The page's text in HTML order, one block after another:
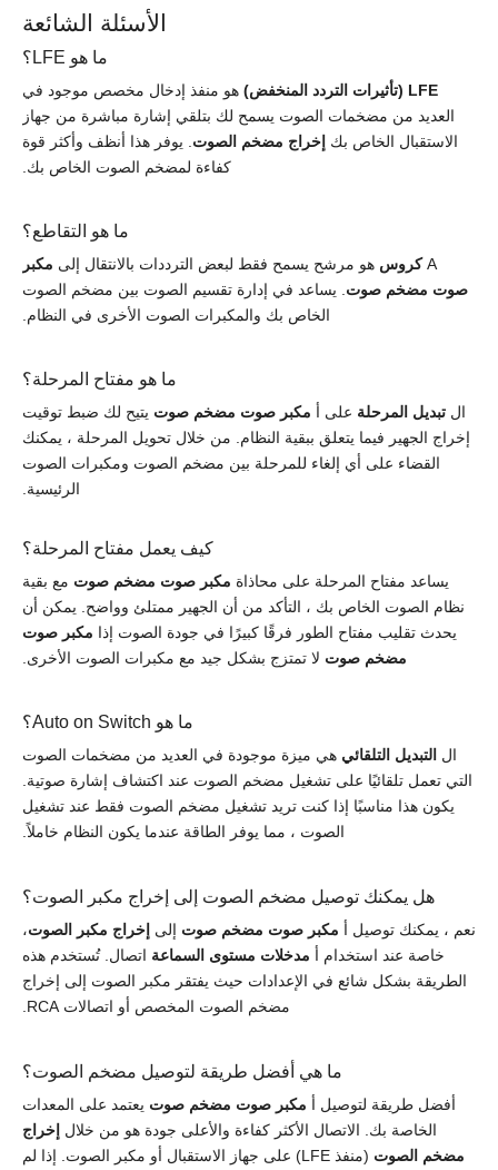
الأسئلة الشائعة
ما هو LFE؟
LFE (تأثيرات التردد المنخفض)
هو منفذ إدخال مخصص موجود في
العديد من مضخمات الصوت يسمح لك بتلقي إشارة مباشرة من جهاز
الاستقبال الخاص بك إخراج مضخم الصوت . يوفر هذا أنظف وأكثر قوة
كفاءة لمضخم الصوت الخاص بك.
ما هو التقاطع؟
A كروس هو مرشح يسمح فقط لبعض الترددات بالانتقال إلى مكبر
صوت مضخم صوت . يساعد في إدارة تقسيم الصوت بين مضخم الصوت
الخاص بك والمكبرات الصوت الأخرى في النظام.
ما هو مفتاح المرحلة؟
ال تبديل المرحلة على أ مكبر صوت مضخم صوت يتيح لك ضبط توقيت
إخراج الجهير فيما يتعلق ببقية النظام. من خلال تحويل المرحلة ، يمكنك
القضاء على أي إلغاء للمرحلة بين مضخم الصوت ومكبرات الصوت
الرئيسية.
كيف يعمل مفتاح المرحلة؟
يساعد مفتاح المرحلة على محاذاة مكبر صوت مضخم صوت مع بقية
نظام الصوت الخاص بك ، التأكد من أن الجهير ممتلئ وواضح. يمكن أن
يحدث تقليب مفتاح الطور فرقًا كبيرًا في جودة الصوت إذا مكبر صوت
مضخم صوت لا تمتزج بشكل جيد مع مكبرات الصوت الأخرى.
ما هو Auto on Switch؟
ال التبديل التلقائي هي ميزة موجودة في العديد من مضخمات الصوت
التي تعمل تلقائيًا على تشغيل مضخم الصوت عند اكتشاف إشارة صوتية.
يكون هذا مناسبًا إذا كنت تريد تشغيل مضخم الصوت فقط عند تشغيل
الصوت ، مما يوفر الطاقة عندما يكون النظام خاملاً.
هل يمكنك توصيل مضخم الصوت إلى إخراج مكبر الصوت؟
نعم ، يمكنك توصيل أ مكبر صوت مضخم صوت إلى إخراج مكبر الصوت،
خاصة عند استخدام أ مدخلات مستوى السماعة اتصال. تُستخدم هذه
الطريقة بشكل شائع في الإعدادات حيث يفتقر مكبر الصوت إلى إخراج
مضخم الصوت المخصص أو اتصالات RCA.
ما هي أفضل طريقة لتوصيل مضخم الصوت؟
أفضل طريقة لتوصيل أ مكبر صوت مضخم صوت يعتمد على المعدات
الخاصة بك. الاتصال الأكثر كفاءة والأعلى جودة هو من خلال إخراج
مضخم الصوت
(منفذ LFE) على جهاز الاستقبال أو مكبر الصوت. إذا لم